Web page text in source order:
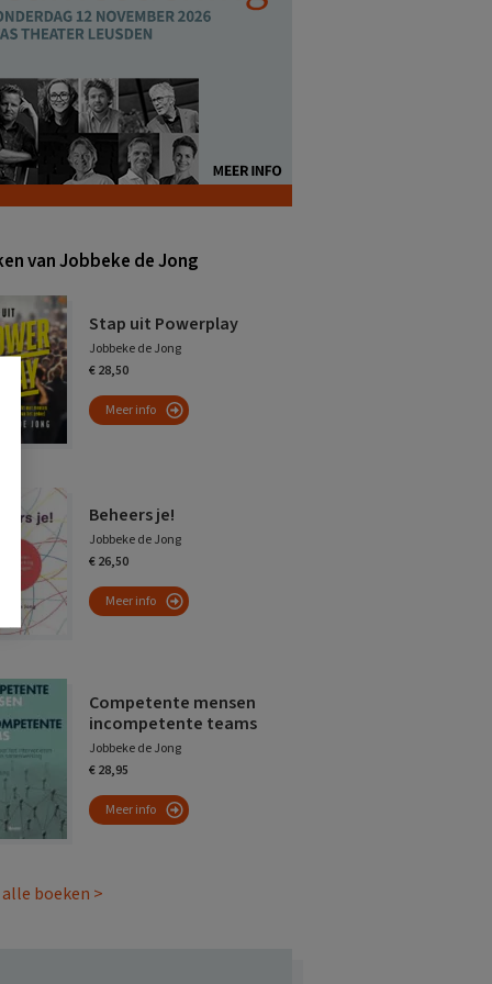
van Jobbeke de Jong
Stap uit Powerplay
Jobbeke de Jong
€ 28,50
Meer info
Beheers je!
Jobbeke de Jong
€ 26,50
Meer info
Competente mensen
incompetente teams
Jobbeke de Jong
€ 28,95
Meer info
boeken >